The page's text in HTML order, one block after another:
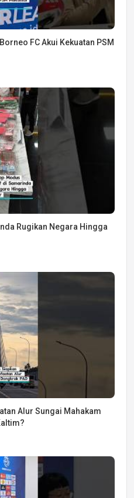
FC Akui Kekuatan PSM
Rugikan Negara Hingga
Alur Sungai Mahakam